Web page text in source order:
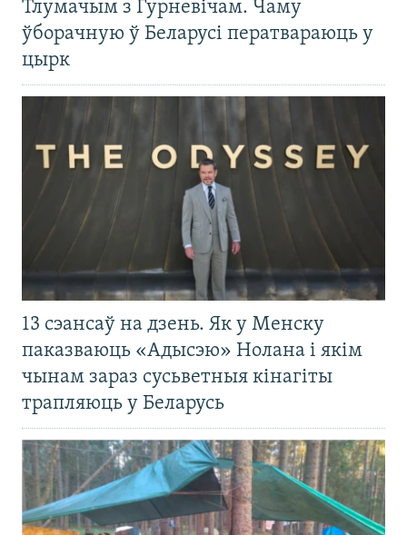
Тлумачым з Гурневічам. Чаму
ўборачную ў Беларусі ператвараюць у
цырк
13 сэансаў на дзень. Як у Менску
паказваюць «Адысэю» Нолана і якім
чынам зараз сусьветныя кінагіты
трапляюць у Беларусь